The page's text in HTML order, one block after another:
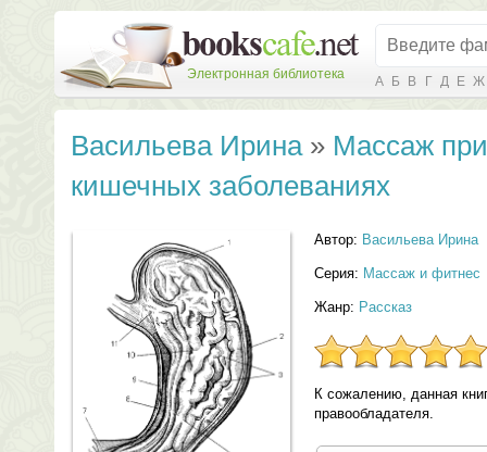
Электронная библиотека А Б В Г Д Е Ж
Васильева Ирина» Массаж
кишечных заболеваниях
Автор: Васильева Ирина
Серия: Массаж и фитнес
Жанр: Рассказ
К сожалению, данная
правообладателя.